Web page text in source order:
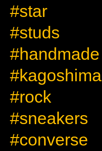
#star
#studs
#handmade
#kagoshima
#rock
#sneakers
#converse